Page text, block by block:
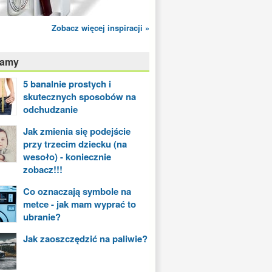
Zobacz więcej inspiracji »
5 banalnie prostych i
skutecznych sposobów na
odchudzanie
Jak zmienia się podejście
przy trzecim dziecku (na
wesoło) - koniecznie
zobacz!!!
Co oznaczają symbole na
metce - jak mam wyprać to
ubranie?
Jak zaoszczędzić na paliwie?